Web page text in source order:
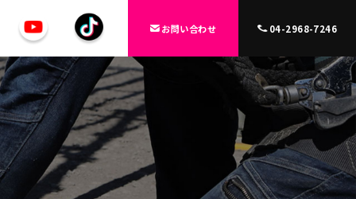
お問い合わせ 04-2968-7246